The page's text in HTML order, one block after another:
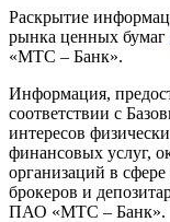
Раскрытие
рынка ценных бумаг
«МТС – Банк».
Информация,
соответствии с
интересов
финансовых услуг,
организаций в
брокеров и
ПАО «МТС – Банк».